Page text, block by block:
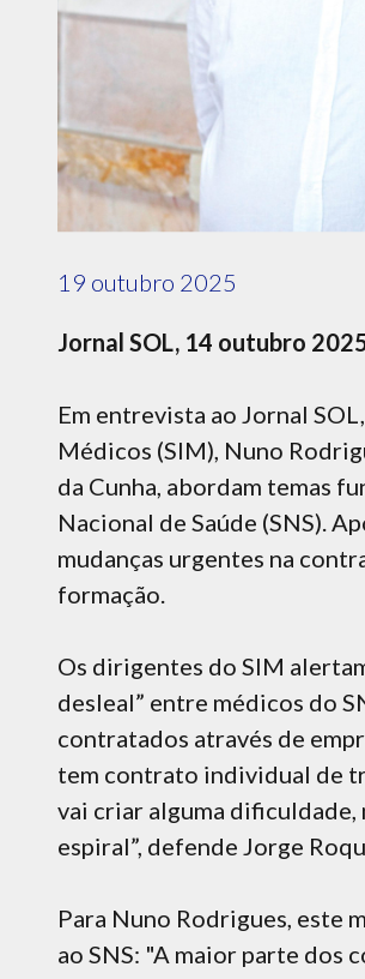
19 outubro 2025
Jornal SOL, 14 outubro
Em entrevista ao Jornal
Médicos (SIM), Nuno
da Cunha, abordam temas
Nacional de Saúde (SNS).
mudanças urgentes na
formação.
Os dirigentes do SIM
desleal” entre médicos do
contratados através de
tem contrato individual de
vai criar alguma dificuldade,
espiral”, defende Jorge
Para Nuno Rodrigues, este
ao SNS: "A maior parte dos